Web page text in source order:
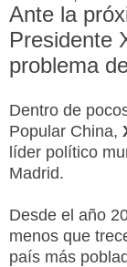
Ante la
Presidente
problema
Dentro de
Popular China,
líder político
Madrid.
Desde el año
menos que
país más